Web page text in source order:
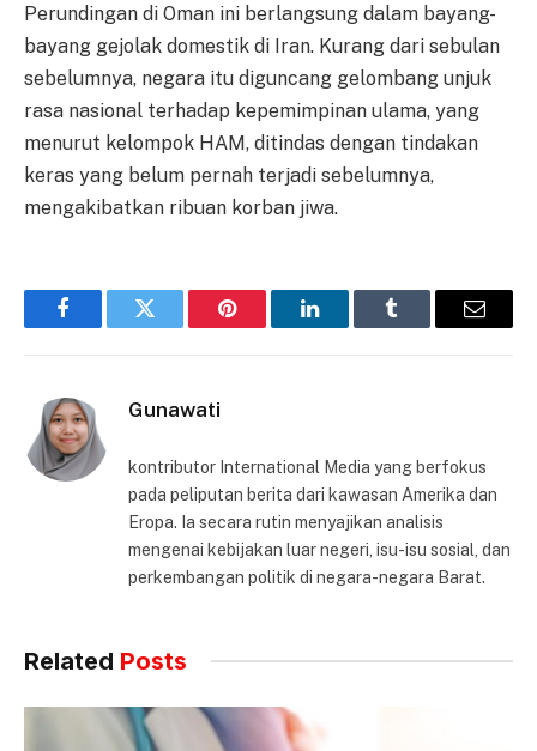
Perundingan di Oman ini berlangsung dalam bayang-
bayang gejolak domestik di Iran. Kurang dari sebulan
sebelumnya, negara itu diguncang gelombang unjuk
rasa nasional terhadap kepemimpinan ulama, yang
menurut kelompok HAM, ditindas dengan tindakan
keras yang belum pernah terjadi sebelumnya,
mengakibatkan ribuan korban jiwa.
FacebookTwitter Pinterest LinkedInTumblr Email
Gunawati
kontributor International Media yang berfokus
pada peliputan berita dari kawasan Amerika dan
Eropa. Ia secara rutin menyajikan analisis
mengenai kebijakan luar negeri, isu-isu sosial, dan
perkembangan politik di negara-negara Barat.
Related Posts